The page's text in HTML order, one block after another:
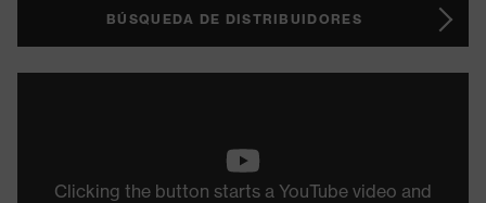
BÚSQUEDA DE DISTRIBUIDORES
Clicking the button starts a YouTube video and